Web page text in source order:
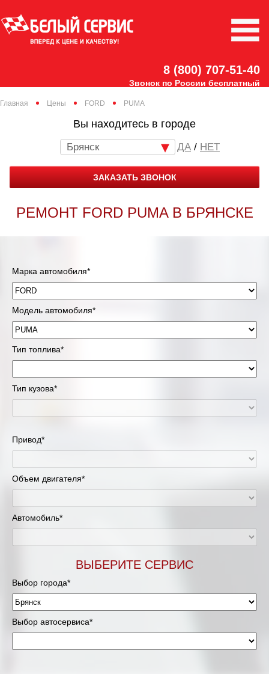
8 (800) 707-51-40
Звонок по России бесплатный
Главная Цены FORD PUMA
Вы находитесь в городе
Брянск / НЕТ
ЗАКАЗАТЬ ЗВОНОК
РЕМОНТ FORD PUMA В БРЯНСКЕ
Марка автомобиля*
Модель автомобиля*
Тип топлива*
Тип кузова*
Привод*
Объем двигателя*
Автомобиль*
ВЫБЕРИТЕ СЕРВИС
Выбор города*
Выбор автосервиса*